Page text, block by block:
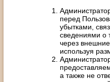
перед
убытками,
сведениями о
через
используя
а также не